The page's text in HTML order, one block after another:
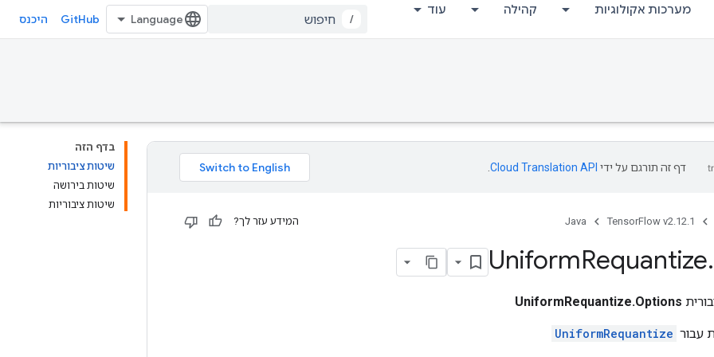
מערכות אקולוגיות קהילה עוד
/
GitHub היכנס
בדף הזה
שיטות ציבוריות
שיטות בירושה
שיטות ציבוריות
דף זה תורגם על ידי Cloud Translation API
TensorFlow v2.12.1
Java המידע עזר לך?
UniformRequantize.
UniformRequantize.Options
עבור UniformRequantize